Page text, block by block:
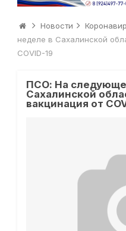
Новости
неделе в Сахалинской
COVID-19
ПСО: На
Сахалинской
вакцинация от